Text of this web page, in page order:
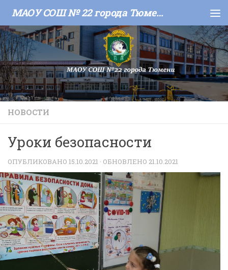
Skip to content МАОУ СОШ № 22 города Тюмени
НОВОСТИ
Уроки безопасности
ОПУБЛИКОВАНО 15.10.2021 · ОБНОВЛЕНО 21.10.2021